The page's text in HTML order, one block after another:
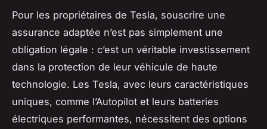
Pour les propriétaires de Tesla, souscrire une
assurance adaptée n’est pas simplement une
obligation légale : c’est un véritable investissement
dans la protection de leur véhicule de haute
technologie. Les Tesla, avec leurs caractéristiques
uniques, comme l’Autopilot et leurs batteries
électriques performantes, nécessitent des options